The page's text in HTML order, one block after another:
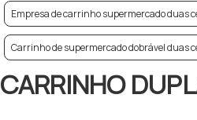
Empresa de carrinho supermercado duas
Carrinho de supermercado dobrável duas
CARRINHO